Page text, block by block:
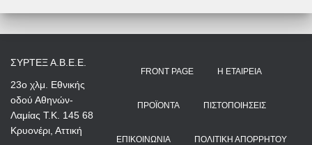
ΣΥΡΤΕΞ Α.Β.Ε.Ε.
23ο χλμ. Εθνικής
οδού Αθηνών-
Λαμίας Τ.Κ. 145 68
Κρυονέρι, Αττική
FRONT PAGE Η ΕΤΑΙΡΕΊΑ
ΠΡΟΪΌΝΤΑ ΠΙΣΤΟΠΟΙΉΣΕΙΣ
ΕΠΙΚΟΙΝΩΝΊΑ ΠΟΛΙΤΙΚΉ ΑΠΟΡΡΉΤΟΥ